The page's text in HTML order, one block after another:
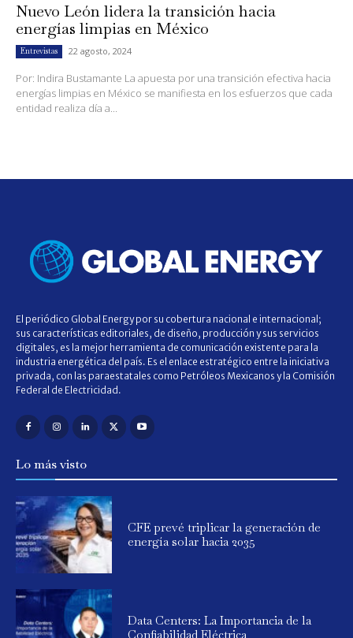
Nuevo León lidera la transición hacia
energías limpias en México
Entrevistas 22 agosto, 2024
Por: Indira Bustamante La apuesta por una transición efectiva hacia
energías limpias en México se manifiesta en los esfuerzos que cada
entidad realiza día a...
El periódico Global Energy por su cobertura nacional e internacional;
sus características editoriales, de diseño, producción y sus servicios
digitales, es la mejor herramienta de comunicación existente para la
industria energética del país. Es el enlace estratégico entre la iniciativa
privada, con las paraestatales como Petróleos Mexicanos y la Comisión
Federal de Electricidad.
Lo más visto
CFE prevé triplicar la generación de
energía solar hacia 2035
Data Centers: La Importancia de la
Confiabilidad Eléctrica